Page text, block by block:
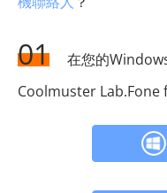
01
在您的
Coolmuster Lab.Fone